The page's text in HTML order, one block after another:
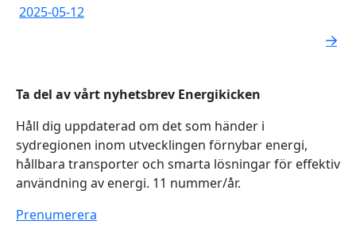
2025-05-12
Ta del av vårt nyhetsbrev Energikicken
Håll dig uppdaterad om det som händer i
sydregionen inom utvecklingen förnybar energi,
hållbara transporter och smarta lösningar för effektiv
användning av energi. 11 nummer/år.
Prenumerera